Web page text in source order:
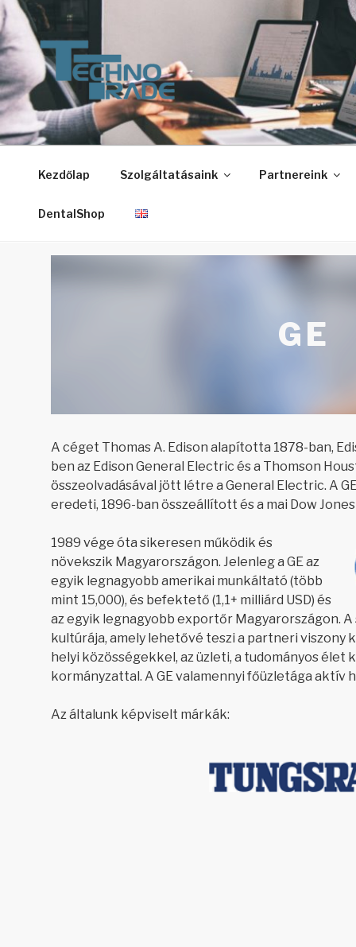
Tartalomhoz
TECHNO-TRADE-1.
Techno-Trade-1. Kft.
Kezdőlap Szolgáltatásaink Partnereink
DentalShop
GE
A céget Thomas A. Edison alapította 1878-ban,
ben az Edison General Electric és a Thomson
összeolvadásával jött létre a General Electric. A
eredeti, 1896-ban összeállított és a mai Dow
1989 vége óta sikeresen működik és
növekszik Magyarországon. Jelenleg a GE az
egyik legnagyobb amerikai munkáltató (több
mint 15,000), és befektető (1,1+ milliárd USD) és
az egyik legnagyobb exportőr Magyarországon. A
kultúrája, amely lehetővé teszi a partneri viszony
helyi közösségekkel, az üzleti, a tudományos élet
kormányzattal. A GE valamennyi főüzletága aktív
Az általunk képviselt márkák: